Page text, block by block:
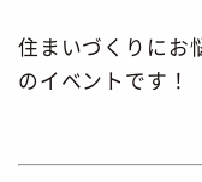
住まいづくりにお
のイベントです！